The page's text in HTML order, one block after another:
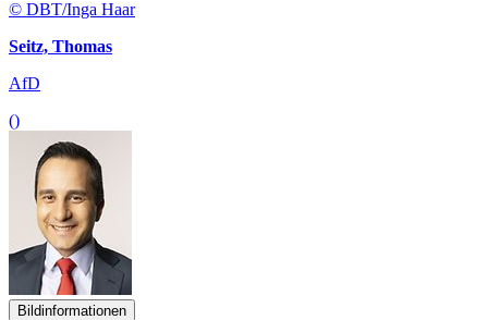
© DBT/Inga Haar
Seitz, Thomas
AfD
()
Bildinformationen